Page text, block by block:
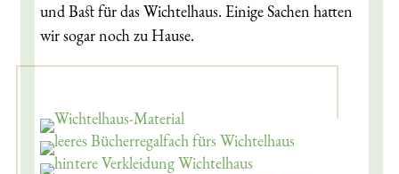
und Bast für das Wichtelhaus. Einige Sachen hatten
wir sogar noch zu Hause.